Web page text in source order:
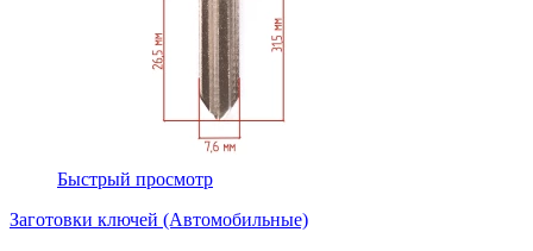
Быстрый просмотр
Заготовки ключей (Автомобильные)